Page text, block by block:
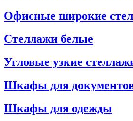
Офисные широкие
Стеллажи белые
Угловые узкие
Шкафы для
Шкафы для одежды